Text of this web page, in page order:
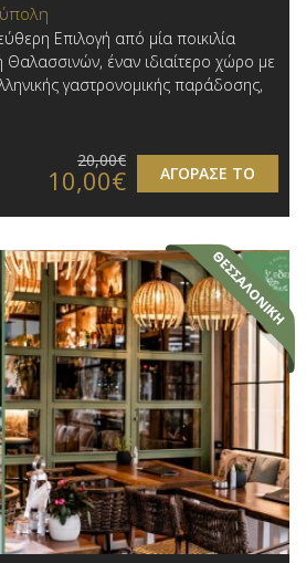
Επιλογή από μία ποικιλία
Θαλασσινών, έναν ιδιαίτερο χώρο με
γαστρονομικής παράδοσης,
ΑΓΟΡΑΣΕ ΤΟ
20,00€
10,00€